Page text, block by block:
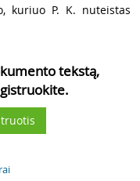
kuriuo P. K. nuteistas
tekstą,